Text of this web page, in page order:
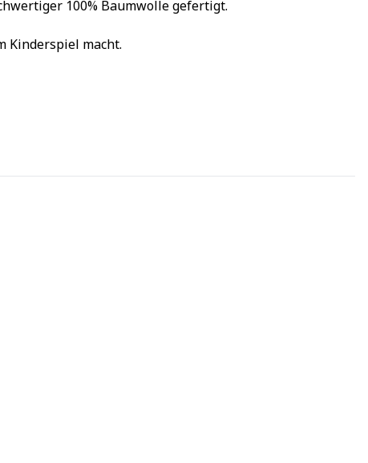
100% Baumwolle gefertigt.
Kinderspiel macht.